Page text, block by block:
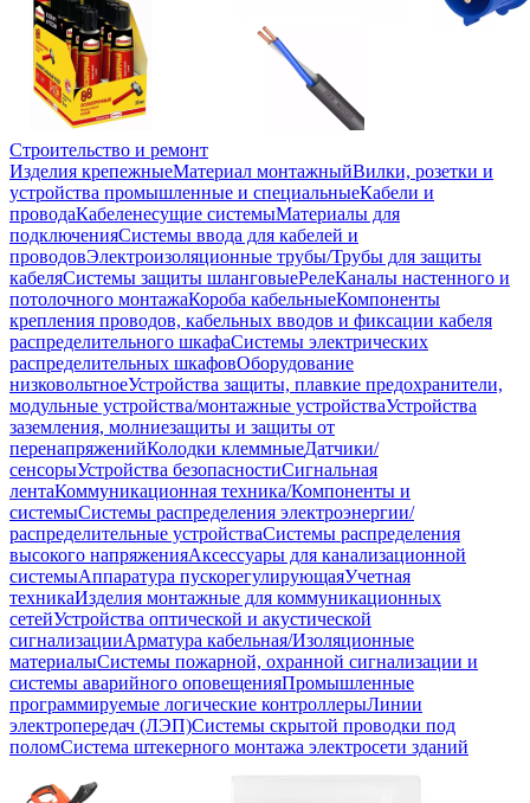
Строительство и ремонт
Изделия крепежныеМатериал монтажныйВилки, розетки и
устройства промышленные и специальныеКабели и
проводаКабеленесущие системыМатериалы для
подключенияСистемы ввода для кабелей и
проводовЭлектроизоляционные трубы/Трубы для защиты
кабеляСистемы защиты шланговыеРелеКаналы настенного и
потолочного монтажаКороба кабельныеКомпоненты
крепления проводов, кабельных вводов и фиксации кабеля
распределительного шкафаСистемы электрических
распределительных шкафовОборудование
низковольтноеУстройства защиты, плавкие предохранители,
модульные устройства/монтажные устройстваУстройства
заземления, молниезащиты и защиты от
перенапряженийКолодки клеммныеДатчики/
сенсорыУстройства безопасностиСигнальная
лентаКоммуникационная техника/Компоненты и
системыСистемы распределения электроэнергии/
распределительные устройстваСистемы распределения
высокого напряженияАксессуары для канализационной
системыАппаратура пускорегулирующаяУчетная
техникаИзделия монтажные для коммуникационных
сетейУстройства оптической и акустической
сигнализацииАрматура кабельная/Изоляционные
материалыСистемы пожарной, охранной сигнализации и
системы аварийного оповещенияПромышленные
программируемые логические контроллерыЛинии
электропередач (ЛЭП)Системы скрытой проводки под
поломСистема штекерного монтажа электросети зданий